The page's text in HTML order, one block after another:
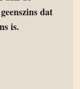
dat
is.